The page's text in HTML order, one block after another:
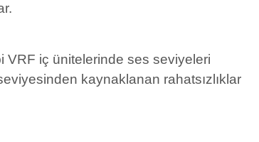
VRF iç ünitelerinde ses seviyeleri
kaynaklanan rahatsızlıklar